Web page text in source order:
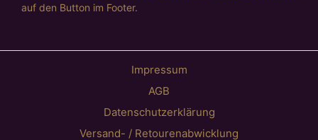
auf den Button im Footer.
Impressum
AGB
Datenschutzerklärung
Versand- / Retourenabwicklung